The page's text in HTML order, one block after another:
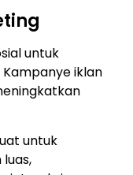
untuk
iklan
untuk